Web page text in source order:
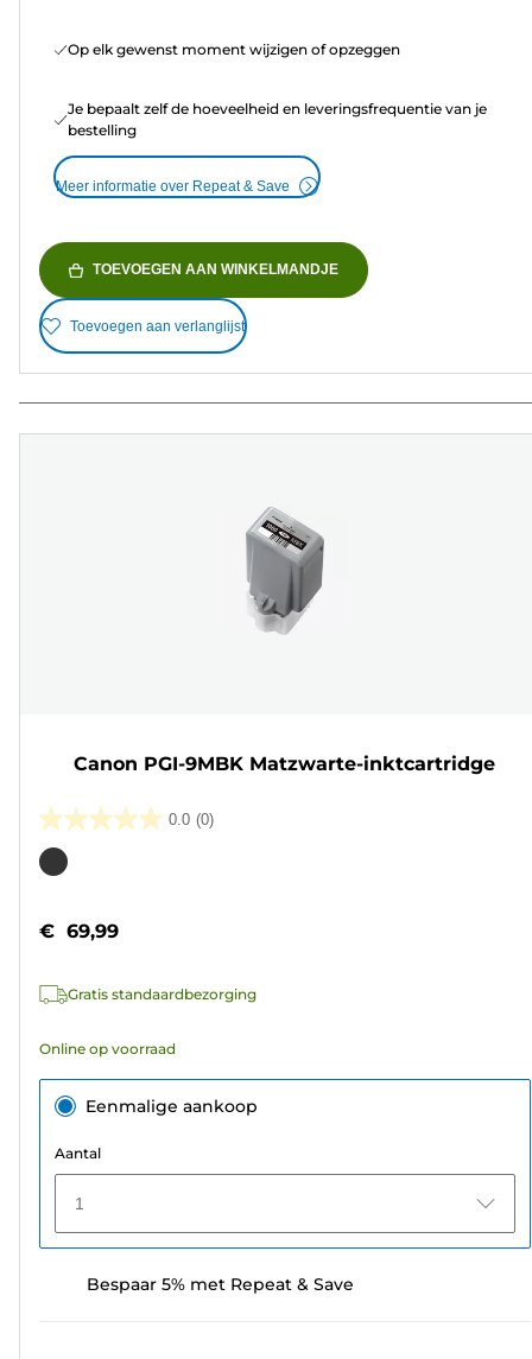
Op elk gewenst moment wijzigen of opzeggen
Je bepaalt zelf de hoeveelheid en leveringsfrequentie van je
bestelling
Meer informatie over Repeat & Save
TOEVOEGEN AAN WINKELMANDJE
Toevoegen aan verlanglijst
Canon PGI-9MBK Matzwarte-inktcartridge
0.0 (0)
0.0
van
sterren.
Kleurencartridge
€ 69,99
Gratis standaardbezorging
Online op voorraad
Eenmalige aankoop
Aantal
1
Bespaar 5% met Repeat & Save